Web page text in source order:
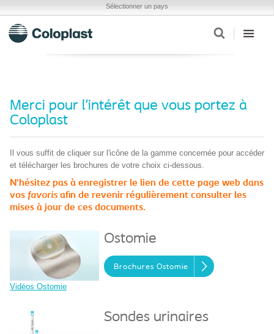
Sélectionner un pays
Merci pour l'intérêt que vous portez à
Coloplast
Il vous suffit de cliquer sur l'icône de la gamme concernée pour accéder
et télécharger les brochures de votre choix ci-dessous.
N'hésitez pas à enregistrer le lien de cette page web dans
vos favoris afin de revenir régulièrement consulter les
mises à jour de ces documents.
Ostomie
Brochures Ostomie
Vidéos Ostomie
Sondes urinaires